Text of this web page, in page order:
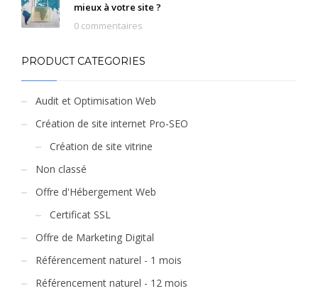
mieux à votre site ?
0 commentaires
PRODUCT CATEGORIES
Audit et Optimisation Web
Création de site internet Pro-SEO
Création de site vitrine
Non classé
Offre d'Hébergement Web
Certificat SSL
Offre de Marketing Digital
Référencement naturel - 1 mois
Référencement naturel - 12 mois